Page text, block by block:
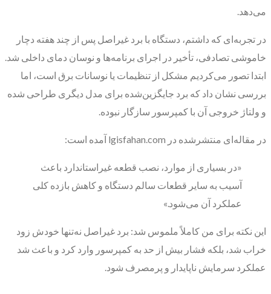
می‌دهد.
در تجربه‌ای که داشتم، دستگاه با برد غیراصل پس از چند هفته دچار
خاموشی تصادفی، تأخیر در اجرای برنامه‌ها و نوسان دمای داخلی شد.
ابتدا تصور می‌کردیم مشکل از تنظیمات یا نوسانات برق است، اما
بررسی نشان داد که برد جایگزین‌شده برای مدل دیگری طراحی شده
و ولتاژ خروجی آن با کمپرسور سازگار نبوده.
در مقاله‌ای منتشرشده در lgisfahan.com آمده است:
«در بسیاری از موارد، نصب قطعه غیراستاندارد باعث
آسیب به سایر قطعات سالم دستگاه و کاهش بازده کلی
عملکرد آن می‌شود.»
این نکته برای من کاملاً ملموس شد: برد غیراصل نه‌تنها خودش زود
خراب شد، بلکه فشار بیش از حد به کمپرسور وارد کرد و باعث شد
عملکرد سرمایش ناپایدار و پرمصرف شود.